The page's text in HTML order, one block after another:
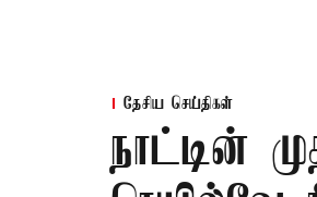
தேசிய செய்திகள்
நாட்டின்